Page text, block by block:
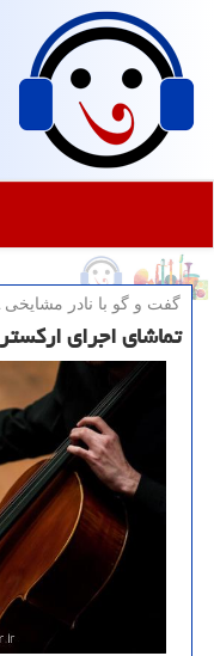
گفت و گو با نادر مشایخی
تماشای اجرای